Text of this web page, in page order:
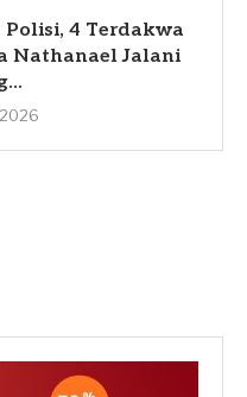
4 Terdakwa
Nathanael Jalani